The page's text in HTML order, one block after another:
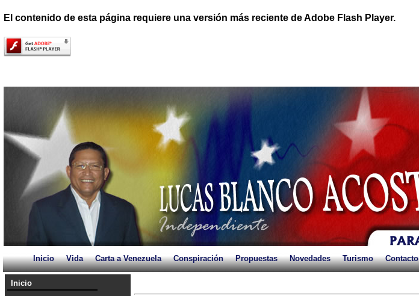
Inicio Vida Carta a Venezuela Conspiración Propuestas Novedades Turismo Contacto
El contenido de esta página requiere una versión más reciente de Adobe Flash Player.
Inicio